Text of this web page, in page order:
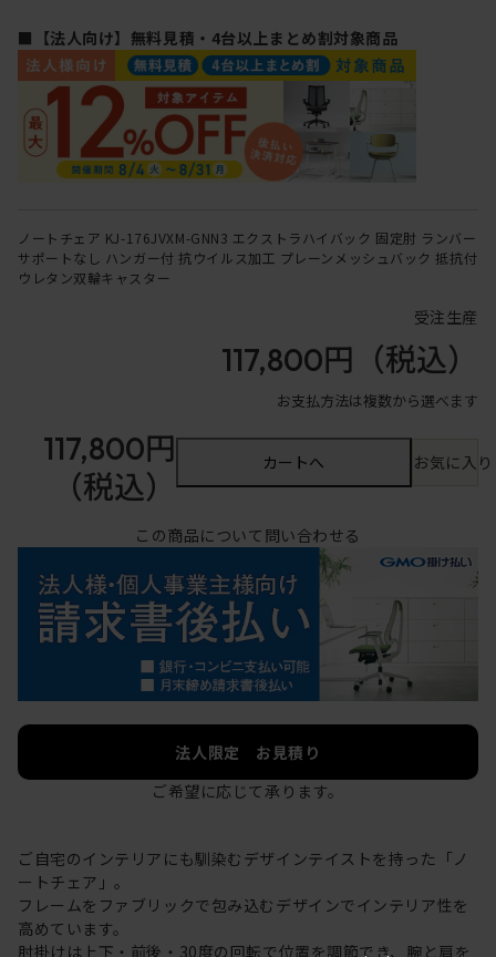
■【法人向け】無料見積・4台以上まとめ割対象商品
ノートチェア KJ-176JVXM-GNN3 エクストラハイバック 固定肘 ランバー
サポートなし ハンガー付 抗ウイルス加工 プレーンメッシュバック 抵抗付
ウレタン双輪キャスター
受注生産
117,800円 （税込）
お支払方法は複数から選べます
117,800円
（税込）
カートへ お気に入
この商品について問い合わせる
法人限定 お見積り
ご希望に応じて承ります。
ご自宅のインテリアにも馴染むデザインテイストを持った「ノ
ートチェア」。
フレームをファブリックで包み込むデザインでインテリア性を
高めています。
肘掛けは上下・前後・30度の回転で位置を調節でき、腕と肩を